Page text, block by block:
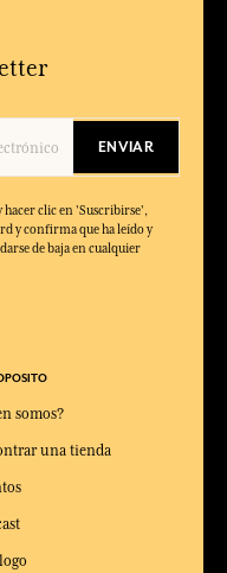
ENVIAR
clic en 'Suscribirse',
y confirma que ha leído y
de baja en cualquier
somos?
una tienda